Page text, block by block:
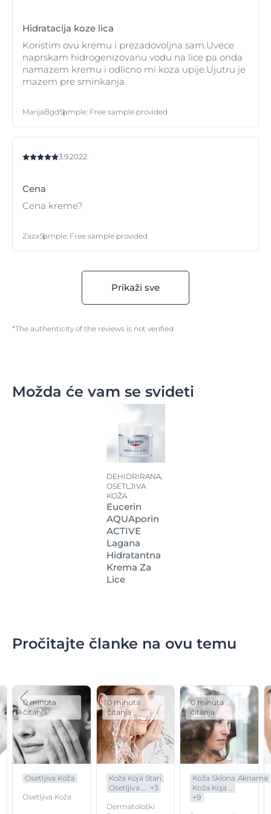
Hidratacija koze lica
Koristim ovu kremu i prezadovoljna sam.Uvece
naprskam hidrogenizovanu vodu na lice pa onda
namazem kremu i odlicno mi koza upije.Ujutru je
mazem pre sminkanja.
MarijaBgdSample: Free sample provided
3.9.2022.
Cena
Cena kreme?
ZazaSample: Free sample provided
Prikaži sve
*The authenticity of the reviews is not verified
Možda će vam se svideti
DEHIDRIRANA,
OSETLJIVA
KOŽA
Eucerin
AQUAporin
ACTIVE
Lagana
Hidratantna
Krema Za
Lice
Pročitajte članke na ovu temu
Osetljiva Koža
Osetljiva Koža
0 minuta
čitanja
Koža Koja Stari
Osetljiva ...
+3
Dermatološki
0 minuta
čitanja
Koža Sklona Aknama
Koža Koja ...
+9
0 minuta
čitanja